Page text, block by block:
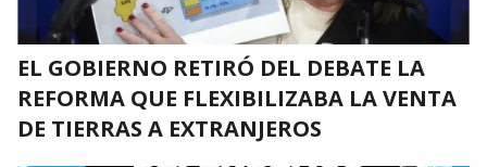
EL GOBIERNO RETIRÓ DEL DEBATE LA
REFORMA QUE FLEXIBILIZABA LA VENTA
DE TIERRAS A EXTRANJEROS